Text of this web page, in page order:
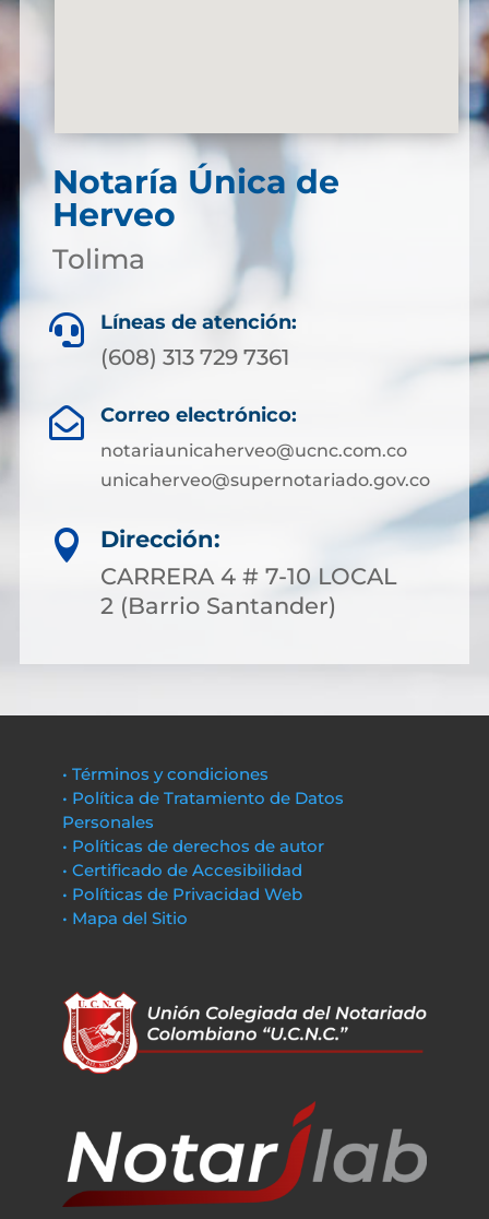
Notaría Única de
Herveo
Tolima
 Líneas de atención:
(608) 313 729 7361
 Correo electrónico:
notariaunicaherveo@ucnc.com.co
unicaherveo@supernotariado.gov.co

Dirección:
CARRERA 4 # 7-10 LOCAL
2 (Barrio Santander)
• Términos y condiciones
• Política de Tratamiento de Datos
Personales
• Políticas de derechos de autor
• Certificado de Accesibilidad
• Políticas de Privacidad Web
• Mapa del Sitio